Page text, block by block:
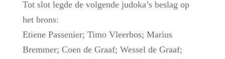
Tot slot legde de volgende judoka’s beslag op
het brons:
Etiene Passenier; Timo Vleerbos; Marius
Bremmer; Coen de Graaf; Wessel de Graaf;